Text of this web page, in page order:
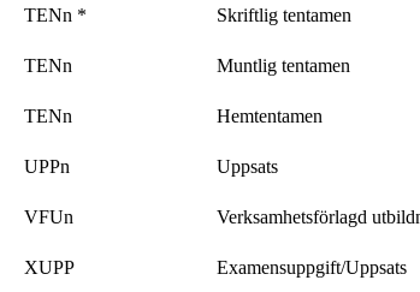
TENn * Skriftlig tentamen
TENn Muntlig tentamen
TENn Hemtentamen
UPPn Uppsats
VFUn Verksamhetsförlagd
XUPP Examensuppgift/Uppsats